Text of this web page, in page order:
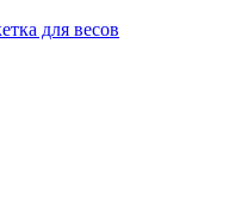
для весов